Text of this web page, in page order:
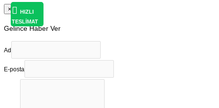
×
Gelince Haber Ver
Ad
E-posta
HIZLI
TESLİMAT